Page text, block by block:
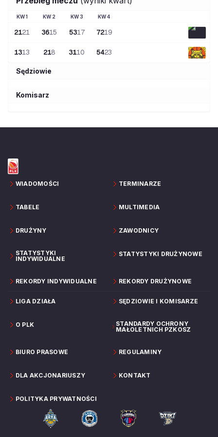
KW1 KW 2 KW3 KW4
2121 3615 5317 7219
1313 218 3110 5423
Sędziowie
Komisarz
WIADOMOŚCI TERMINARZE
TABELE MULTIMEDIA
DRUŻYNY ZAWODNICY
STATYSTYKI
INDYWIDUALNE
STATYSTYKI DRUŻYNOWE
REKORDY INDYWIDUALNE REKORDY DRUŻYNOWE
LIGA DZIAŁA SĘDZIOWIE I KOMISARZE
O PLK
STANDARDY OCHRONY
MAŁOLETNICH PZKOSZ
BIURO PRASOWE REGULAMINY
DLA AKCJONARIUSZY KONTAKT
POLITYKA PRYWATNOŚCI